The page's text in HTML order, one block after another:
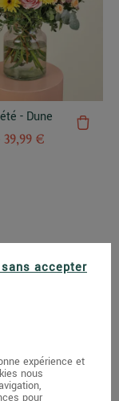
- Dune
39,99 €
accepter
expérience et
nous
pour